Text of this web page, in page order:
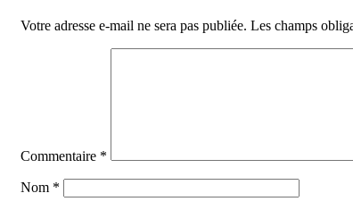
Votre adresse e-mail ne sera pas publiée. Les champs
Commentaire *
Nom *